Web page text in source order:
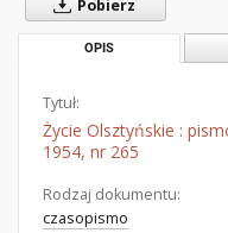
Pobierz
OPIS
Tytuł:
Życie Olsztyńskie :
1954, nr 265
Rodzaj dokumentu:
czasopismo